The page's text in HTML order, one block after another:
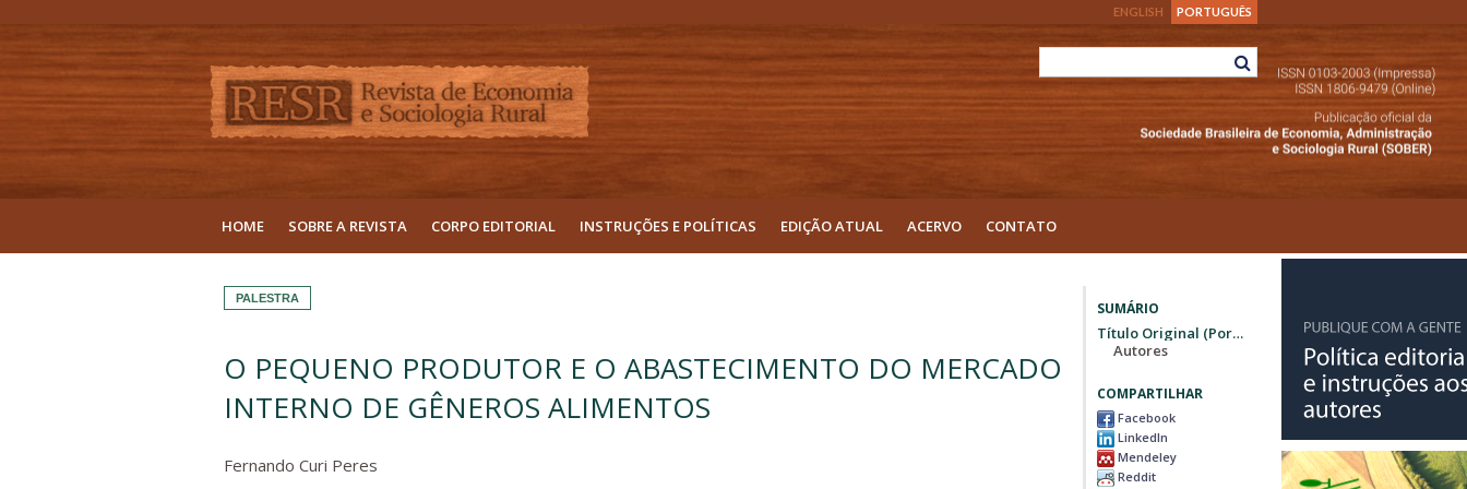
ENGLISH PORTUGUÊS
HOME SOBRE A REVISTA CORPO EDITORIAL INSTRUÇÕES E POLÍTICAS EDIÇÃO ATUAL ACERVO CONTATO
PALESTRA
O PEQUENO PRODUTOR E O ABASTECIMENTO DO MERCADO
INTERNO DE GÊNEROS ALIMENTOS
Fernando Curi Peres
SUMÁRIO
Título Original (Português)
Autores
COMPARTILHAR
Facebook
LinkedIn
Mendeley
Reddit